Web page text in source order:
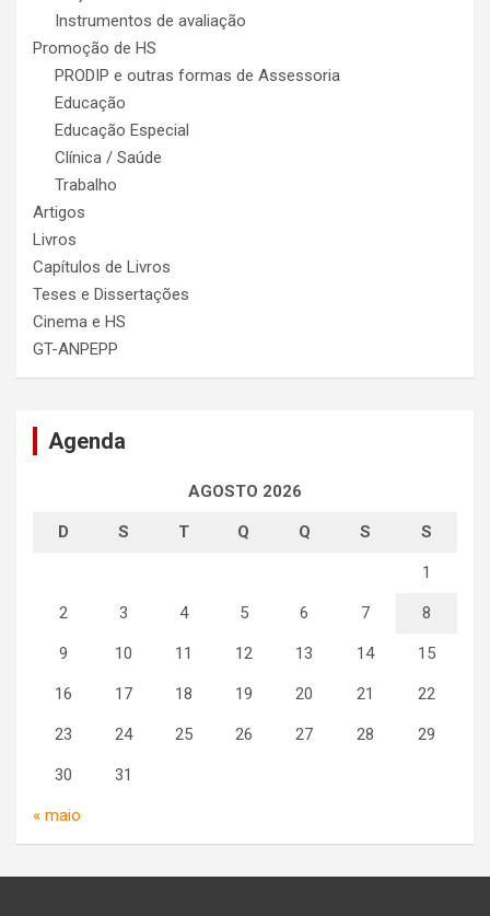
Instrumentos de avaliação
Promoção de HS
PRODIP e outras formas de Assessoria
Educação
Educação Especial
Clínica / Saúde
Trabalho
Artigos
Livros
Capítulos de Livros
Teses e Dissertações
Cinema e HS
GT-ANPEPP
Agenda
AGOSTO 2026
D S T Q Q S S
1
2 3 4 5 6 7 8
9 10 11 12 13 14 15
16 17 18 19 20 21 22
23 24 25 26 27 28 29
30 31
« maio